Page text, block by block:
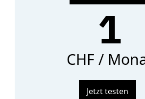
1
CHF /
Jetzt testen